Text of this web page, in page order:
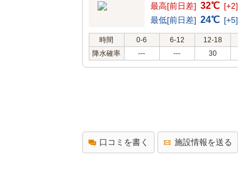
最高[前日差] 32℃ [+2]
最低[前日差] 24℃ [+5]
時間 0-6 6-12 12-18
降水確率
--- --- 30
口コミを書く 施設情報を送る